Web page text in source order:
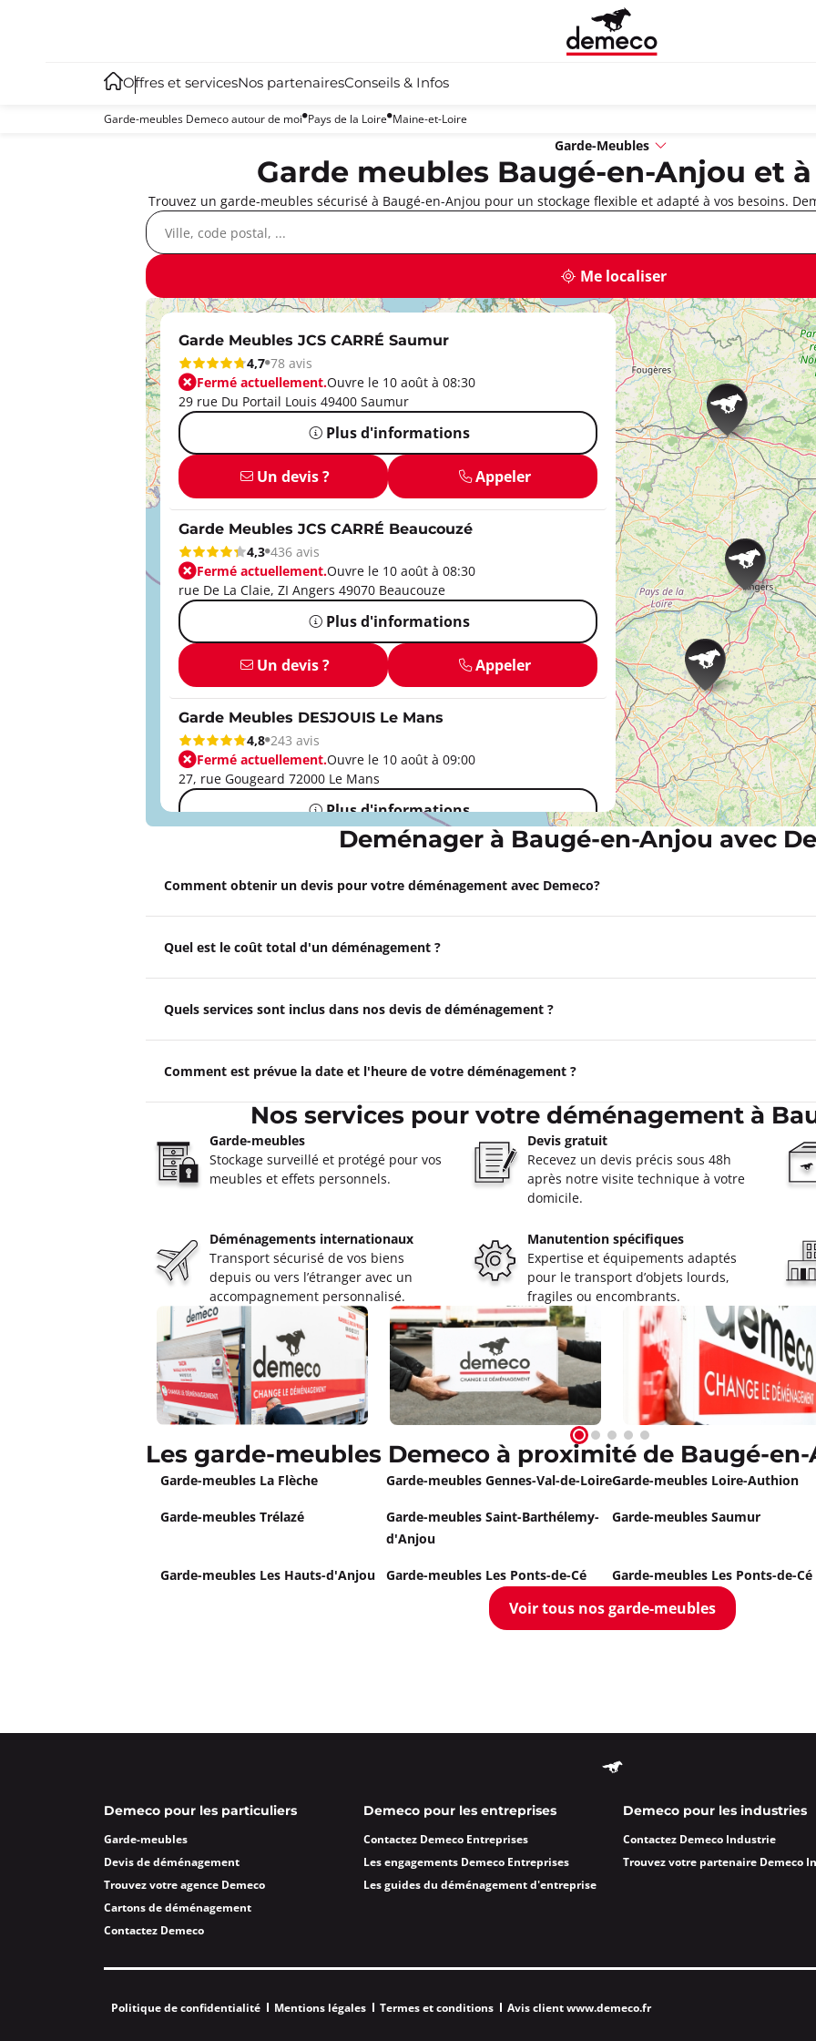
Offres et servicesNos partenairesConseils & Infos
Garde-meubles Demeco autour de moi Pays de la Loire Maine-et-Loire
Garde-Meubles
Garde meubles Baugé-en-Anjou et
Trouvez un garde-meubles sécurisé à Baugé-en-Anjou pour un stockage flexible et adapté à vos besoins.
Me localiser
Garde Meubles JCS CARRÉ Saumur
4,7 78 avis
Fermé actuellement.Ouvre le 10 août à 08:30
29 rue Du Portail Louis 49400 Saumur
Plus d'informations
Un devis ? Appeler
Garde Meubles JCS CARRÉ Beaucouzé
4,3 436 avis
Fermé actuellement.Ouvre le 10 août à 08:30
rue De La Claie, ZI Angers 49070 Beaucouze
Plus d'informations
Un devis ? Appeler
Garde Meubles DESJOUIS Le Mans
4,8 243 avis
Fermé actuellement.Ouvre le 10 août à 09:00
27, rue Gougeard 72000 Le Mans
Plus d'informations
Appeler
Rue de la Milletière 37100 Tours
Plus d'informations
Appeler
Garde Meubles CARRÉ Saint-Pierre-des-Corps
Fermé actuellement.Ouvre le 10 août à 09:00
26 rue De La Morinerie 37700 Saint-Pierre-Des-Corps
Plus d'informations
Garde Meubles JCS Laval
4,6
74 avis
Fermé actuellement.Ouvre le 10 août à 08:00
boulevard Gallilée 53000 Laval
Plus d'informations
Un devis ? Appeler
Garde Meubles JCS CARRÉ Cholet
4,7 76 avis
32 rue De Carteron 49300 Cholet
Plus d'informations
Appeler
Deménager à Baugé-en-Anjou avec
Comment obtenir un devis pour votre déménagement avec Demeco?
Quel est le coût total d'un déménagement ?
Quels services sont inclus dans nos devis de déménagement ?
Comment est prévue la date et l'heure de votre déménagement ?
Nos services pour votre déménagement à
Garde-meubles
Stockage surveillé et protégé pour vos
meubles et effets personnels.
Devis gratuit
Recevez un devis précis sous 48h
après notre visite technique à votre
domicile.
Déménagements internationaux
Transport sécurisé de vos biens
depuis ou vers l’étranger avec un
accompagnement personnalisé.
Manutention spécifiques
Expertise et équipements adaptés
pour le transport d’objets lourds,
fragiles ou encombrants.
Les garde-meubles Demeco à proximité de Baugé-
Garde-meubles La Flèche Garde-meubles Gennes-Val-de-LoireGarde-meubles Loire-Authion
Garde-meubles Trélazé
Garde-meubles Saint-Barthélemy-
d'Anjou
Garde-meubles Saumur
Garde-meubles Les Hauts-d'Anjou Garde-meubles Les Ponts-de-Cé Garde-meubles Les Ponts-de-Cé
Voir tous nos garde-meubles
Demeco pour les particuliers
Garde-meubles
Devis de déménagement
Trouvez votre agence Demeco
Cartons de déménagement
Contactez Demeco
Demeco pour les entreprises
Contactez Demeco Entreprises
Les engagements Demeco Entreprises
Les guides du déménagement d'entreprise
Demeco pour les industries
Contactez Demeco Industrie
Trouvez votre partenaire Demeco
Politique de confidentialité Mentions légales Termes et conditions Avis client www.demeco.fr